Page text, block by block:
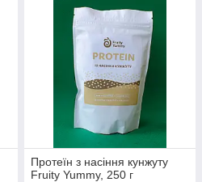
Протеїн з насіння кунжуту
Fruity Yummy, 250 г